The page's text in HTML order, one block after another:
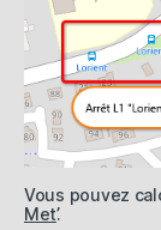
Vous pouvez
Met’.